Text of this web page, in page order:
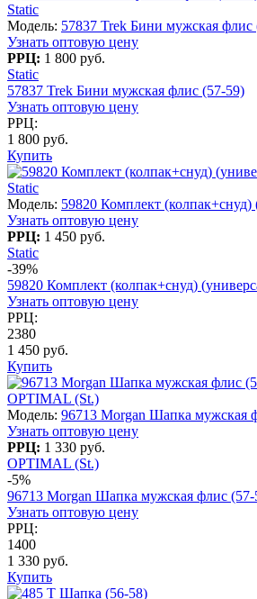
Static
Модель: 57837 Trek Бини мужская флис
Узнать оптовую цену
РРЦ: 1 800 руб.
Static
57837 Trek Бини мужская флис (57-59)
Узнать оптовую цену
РРЦ:
1 800 руб.
Купить
Static
Модель: 59820 Комплект
Узнать оптовую цену
РРЦ: 1 450 руб.
Static
-39%
59820 Комплект (колпак+снуд)
Узнать оптовую цену
РРЦ:
2380
1 450 руб.
Купить
OPTIMAL (St.)
Модель: 96713 Morgan Шапка мужская
Узнать оптовую цену
РРЦ: 1 330 руб.
OPTIMAL (St.)
-5%
96713 Morgan Шапка мужская флис (57-
Узнать оптовую цену
РРЦ:
1400
1 330 руб.
Купить